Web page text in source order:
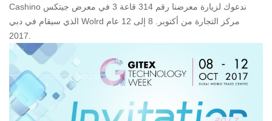
Cashino ندعوك لزيارة معرضنا رقم 314 قاعة 3 في معرض جيتكس
الذي سيقام في دبي Wolrd مركز التجارة من أكتوبر. 8 إلى 12 عام